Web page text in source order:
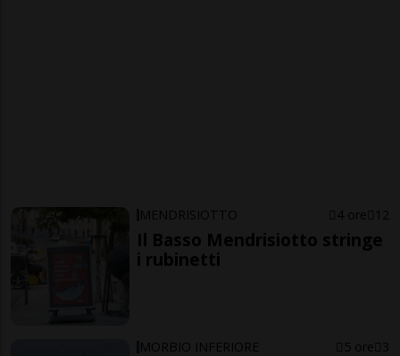
MENDRISIOTTO 4 ore 12
Il Basso Mendrisiotto stringe
i rubinetti
MORBIO INFERIORE 5 ore 3